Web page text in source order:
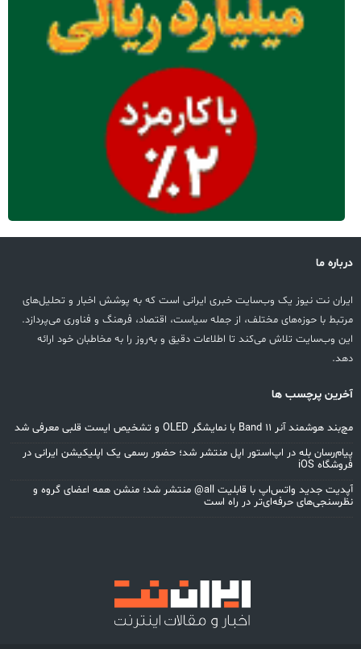
درباره ما
ایران نت نیوز یک وب‌سایت خبری ایرانی است که به پوشش اخبار و تحلیل‌های
مرتبط با حوزه‌های مختلف، از جمله سیاست، اقتصاد، فرهنگ و فناوری می‌پردازد.
این وب‌سایت تلاش می‌کند تا اطلاعات دقیق و به‌روز را به مخاطبان خود ارائه
دهد.
آخرین پرچسب ها
مچ‌بند هوشمند آنر Band 11 با نمایشگر OLED و تشخیص ایست قلبی معرفی شد
پیام‌رسان بله در اپ‌استور اپل منتشر شد؛ حضور رسمی یک اپلیکیشن ایرانی در
فروشگاه iOS
آپدیت جدید واتس‌اپ با قابلیت all@ منتشر شد؛ منشن همه اعضای گروه و
نظرسنجی‌های حرفه‌ای‌تر در راه است